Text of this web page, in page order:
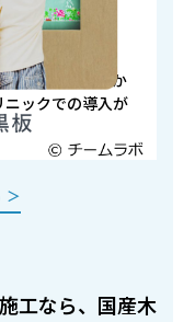
ません。北海道か
ニックでの導入が
＞
工なら、国産木